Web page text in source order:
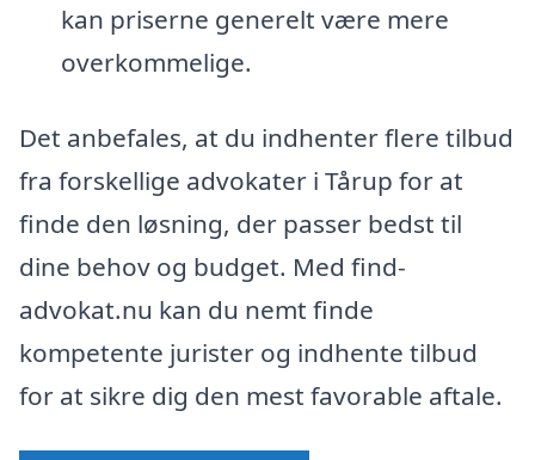
kan priserne generelt være mere
overkommelige.
Det anbefales, at du indhenter flere tilbud
fra forskellige advokater i Tårup for at
finde den løsning, der passer bedst til
dine behov og budget. Med find-
advokat.nu kan du nemt finde
kompetente jurister og indhente tilbud
for at sikre dig den mest favorable aftale.